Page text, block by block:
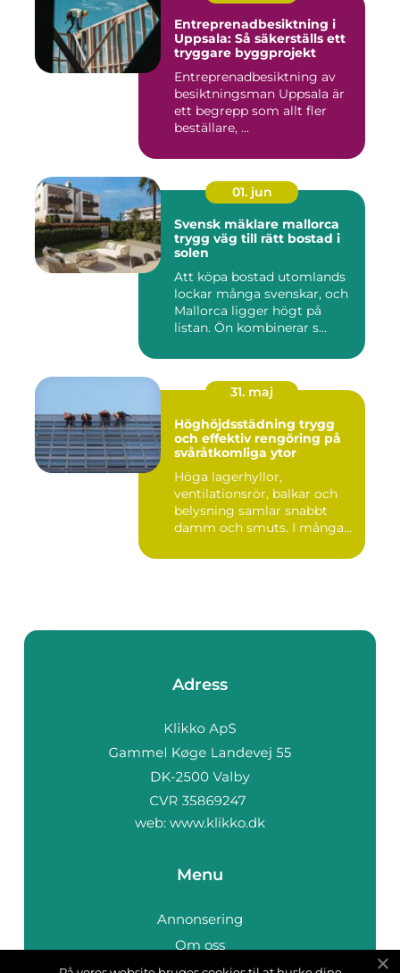
Entreprenadbesiktning i
Uppsala: Så säkerställs ett
tryggare byggprojekt
Entreprenadbesiktning av
besiktningsman Uppsala är
ett begrepp som allt fler
beställare, ...
01. jun
Svensk mäklare mallorca
trygg väg till rätt bostad i
solen
Att köpa bostad utomlands
lockar många svenskar, och
Mallorca ligger högt på
listan. Ön kombinerar s...
31. maj
Höghöjdsstädning trygg
och effektiv rengöring på
svåråtkomliga ytor
Höga lagerhyllor,
ventilationsrör, balkar och
belysning samlar snabbt
damm och smuts. I många
Adress
web: www.klikko.dk
Menu
Annonsering
Om oss